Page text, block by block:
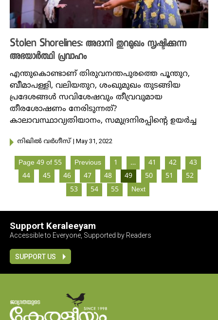
Stolen Shorelines: അദാനി തുറമുഖം സൃഷ്ടിക്കുന്ന
അഭയാർത്ഥി പ്രവാഹം
എന്തുകൊണ്ടാണ് തിരുവനന്തപുരത്തെ പൂന്തുറ,
ബീമാപള്ളി, വലിയതുറ, ശംഖുമുഖം തുടങ്ങിയ
പ്രദേശങ്ങൾ സവിശേഷവും തീവ്രവുമായ
തീരശോഷണം നേരിടുന്നത്?
കാലാവസ്ഥാവ്യതിയാനം, സമുദ്രനിരപ്പിന്റെ ഉയർച്ച
നിഖില്‍ വര്‍ഗീസ്‌ | May 31, 2022
Page 49 of 55 Previous 1 … 41 42
43
44
45 46 47 48 49 50 51
52
53
54 55 Next
Support Keraleeyam
Accessible to Everyone, Supported by Readers
SUPPORT US